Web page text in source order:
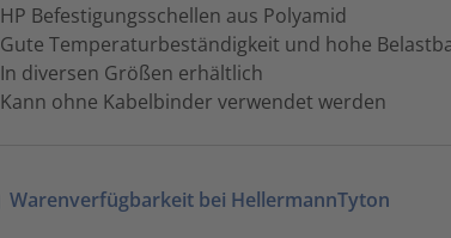
HP Befestigungsschellen aus Polyamid
Gute Temperaturbeständigkeit und hohe
In diversen Größen erhältlich
Kann ohne Kabelbinder verwendet werden
Warenverfügbarkeit bei HellermannTyton